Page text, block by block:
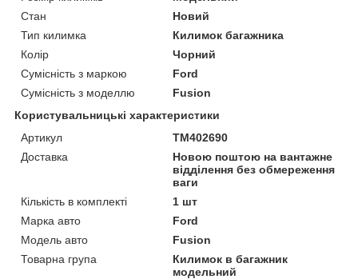
Стан
Новий
Тип килимка
Килимок багажника
Колір
Чорний
Сумісність з маркою
Ford
Сумісність з моделлю
Fusion
Користувальницькі характеристики
Артикул
TM402690
Доставка
Новою поштою на вантажне
відділення без обмереження
ваги
Кількість в комплекті
1 шт
Марка авто
Ford
Модель авто
Fusion
Товарна група
Килимок в багажник
модельний